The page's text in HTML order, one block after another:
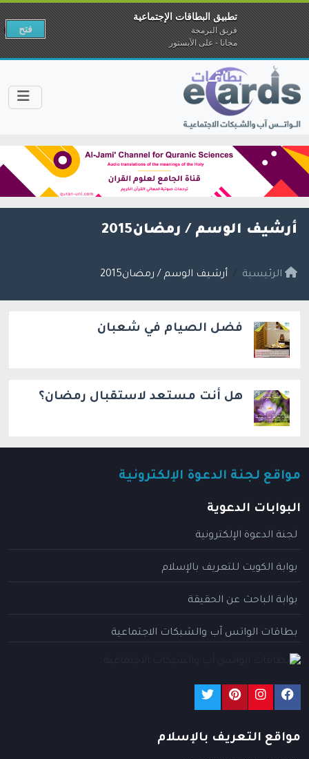
أرشيف الوسم / رمضان2015
الرئيسية أرشيف الوسم / رمضان2015
فضل الصيام في شعبان
هل أنت مستعد لاستقبال رمضان؟
مواقع لجنة الدعوة الإلكترونية
البوابات الدعوية
لجنة الدعوة الإلكترونية
بوابة الكويت للتعريف بالإسلام
بوابة الباحث عن الحقيقة
بطاقات الواتس آب والشبكات الاجتماعية
مواقع التعريف بالإسلام
تطبيق البطاقات الإجتماعية
فريق البرمجة
مجانا - على الآبستور
فتح